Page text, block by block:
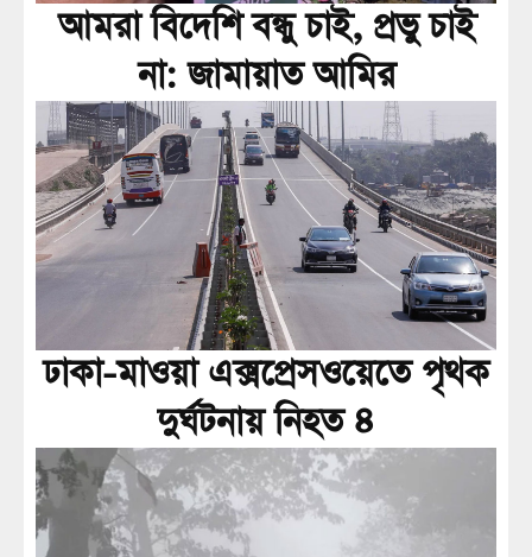
আমরা বিদেশি বন্ধু চাই, প্রভু চাই
না: জামায়াত আমির
ঢাকা-মাওয়া এক্সপ্রেসওয়েতে পৃথক
দুর্ঘটনায় নিহত ৪